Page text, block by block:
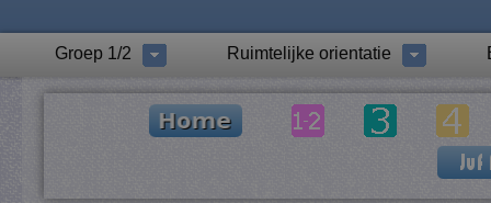
Groep 1/2 Ruimtelijke orientatie